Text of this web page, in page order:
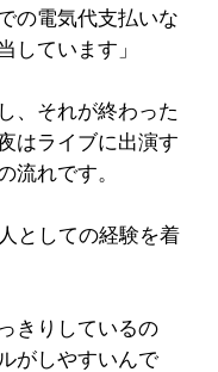
の電気代支払いな
しています」
、それが終わった
はライブに出演す
流れです。
としての経験を着
きりしているの
がしやすいんで